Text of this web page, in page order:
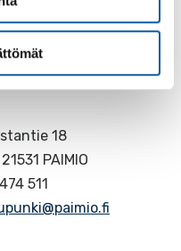
18
PAIMIO
511